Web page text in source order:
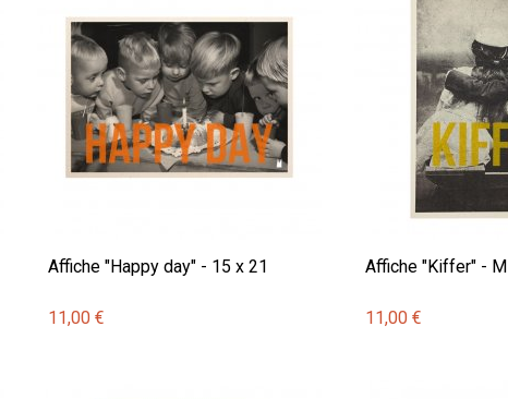
Affiche "Happy day" - 15 x 21
11,00 €
Affiche "Kiffer" - M
11,00 €